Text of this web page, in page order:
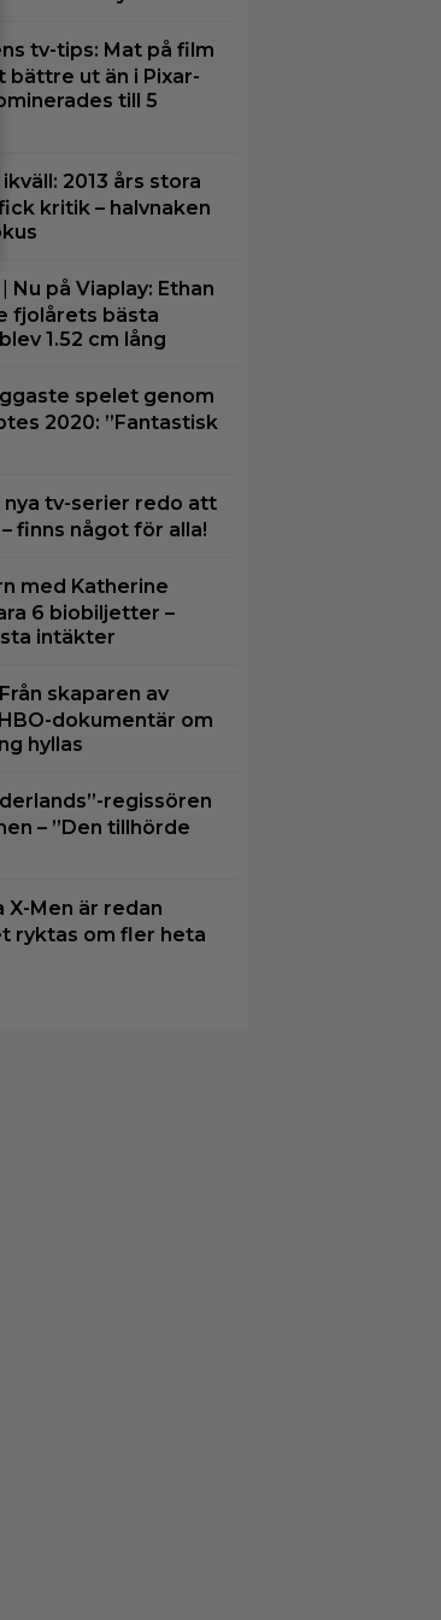
tv-tips: Mat på film
bättre ut än i Pixar-
till 5
2013 års stora
kritik – halvnaken
Nu på Viaplay: Ethan
fjolårets bästa
1.52 cm lång
spelet genom
2020: ”Fantastisk
nya tv-serier redo att
finns något för alla!
med Katherine
6 biobiljetter –
intäkter
Från skaparen av
dokumentär om
hyllas
regissören
– ”Den tillhörde
X-Men är redan
ryktas om fler heta